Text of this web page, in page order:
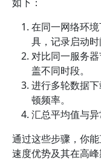
在同一网络环
具，记录启动时
对比同一服务
盖不同时段。
进行多轮数据
顿频率。
汇总平均值与异
通过这些步骤，你
速度优势及其在高